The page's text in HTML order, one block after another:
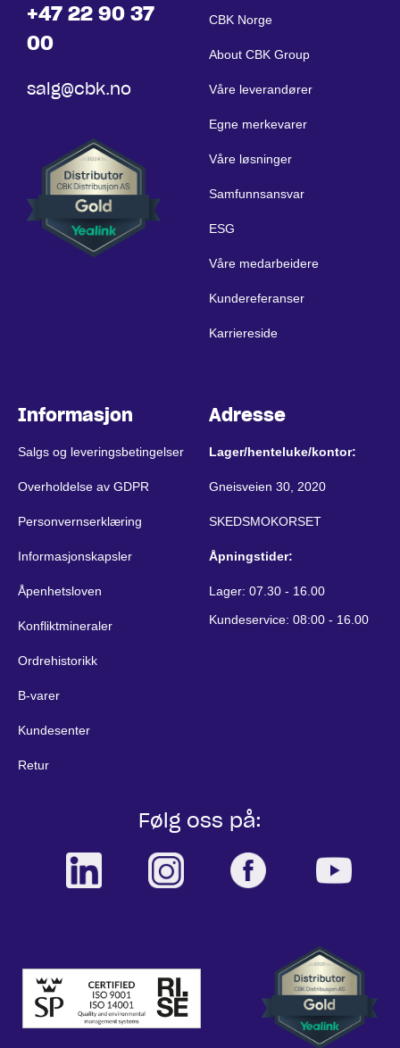
+47 22 90 37
00
salg@cbk.no
CBK Norge
About CBK Group
Våre leverandører
Egne merkevarer
Våre løsninger
Samfunnsansvar
ESG
Våre medarbeidere
Kundereferanser
Karriereside
Informasjon
Salgs og leveringsbetingelser
Overholdelse av GDPR
Personvernserklæring
Informasjonskapsler
Åpenhetsloven
Konfliktmineraler
Ordrehistorikk
B-varer
Kundesenter
Retur
Adresse
Lager/henteluke/kontor:
Gneisveien 30, 2020
SKEDSMOKORSET
Åpningstider:
Lager: 07.30 - 16.00
Kundeservice: 08:00 - 16.00
Følg oss på: